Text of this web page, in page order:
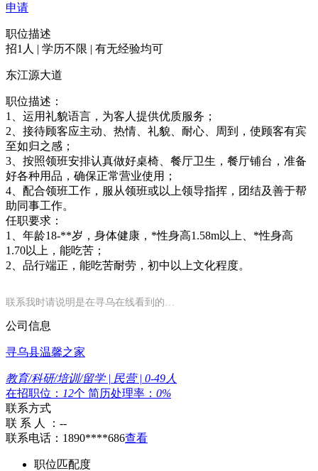
申请
职位描述
招1人 | 学历不限 | 有无经验均可
东江源大道
职位描述：
1、运用礼貌语言，为客人提供优质服务；
2、接待顾客应主动、热情、礼貌、耐心、周到，使顾客有宾
至如归之感；
3、按照领班安排认真做好桌椅、餐厅卫生，餐厅铺台，准备
好各种用品，确保正常营业使用；
4、配合领班工作，服从领班或以上领导指挥，团结及善于帮
助同事工作。
任职要求：
1、年龄18-**岁，身体健康，*性身高1.58m以上、*性身高
1.70以上，能吃苦；
2、品行端正，能吃苦耐劳，初中以上文化程度。
联系我时请说明是在寻乌在线看到的…
公司信息
寻乌县温馨之家
教育/科研/培训/留学 | 民营 | 0-49人
在招职位： 12个 简历处理率： 0%
联系方式
联 系 人 ： --
联系电话： 1890****686查看
职位匹配度